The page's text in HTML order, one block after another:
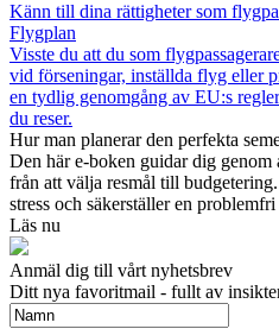
Känn till dina rättigheter som
Flygplan
Visste du att du som
vid förseningar, inställda flyg eller
en tydlig genomgång av EU:s
du reser.
Hur man planerar den perfekta
Den här e-boken guidar dig genom
från att välja resmål till
stress och säkerställer en problemfri
Läs nu
Anmäl dig till vårt nyhetsbrev
Ditt nya favoritmail - fullt av